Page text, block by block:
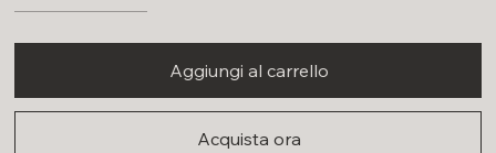
Aggiungi al carrello
Acquista ora